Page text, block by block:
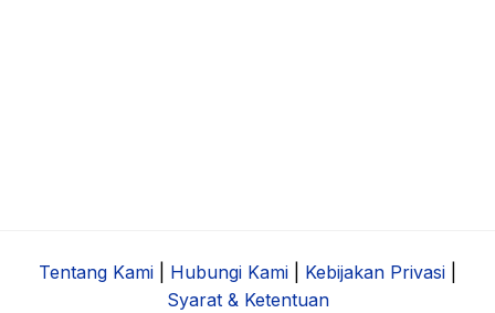
Tentang Kami Hubungi Kami Kebijakan Privasi
Syarat & Ketentuan